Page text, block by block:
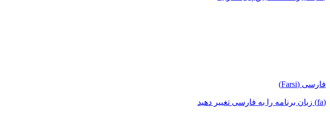
فارسی (Farsi)
(fa) زبان برنامه را به فارسی تغییر دهید